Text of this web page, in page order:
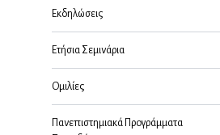
Εκδηλώσεις
Ετήσια Σεμινάρια
Ομιλίες
Πανεπιστημιακά Προγράμματα